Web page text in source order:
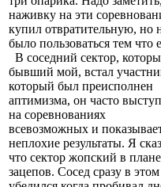
наживку на эти
купил отвратительную, но
было пользоваться тем что
В соседний сектор,
бывший мой, встал
который был преисполнен
аптимизма, он часто
на соревнованиях
всевозможных и
неплохие результаты. Я
что сектор жопский в плане
зацепов. Сосед сразу в этом